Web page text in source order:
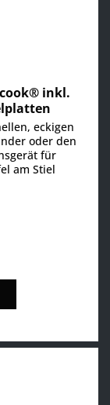
inkl.
eckigen
oder den
für
am Stiel
z.B. für
Donuts,